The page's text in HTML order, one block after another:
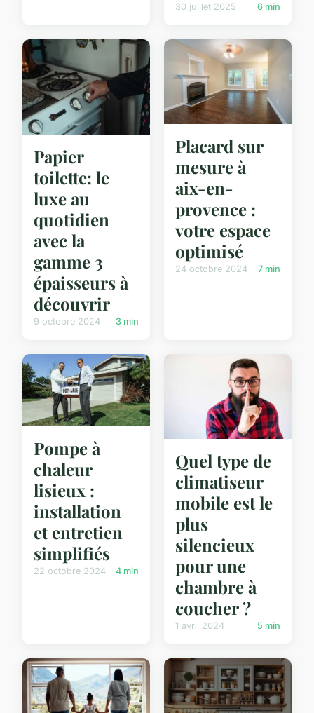
30 juillet 2025 6 min
Papier
toilette: le
luxe au
quotidien
avec la
gamme 3
épaisseurs à
découvrir
9 octobre 2024 3 min
Placard sur
mesure à
aix-en-
provence :
votre espace
optimisé
24 octobre 2024 7 min
Pompe à
chaleur
lisieux :
installation
et entretien
simplifiés
22 octobre 2024 4 min
Quel type de
climatiseur
mobile est le
plus
silencieux
pour une
chambre à
coucher ?
1 avril 2024 5 min